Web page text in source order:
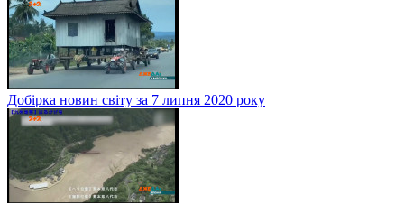
Добірка новин світу за 7 липня 2020 року